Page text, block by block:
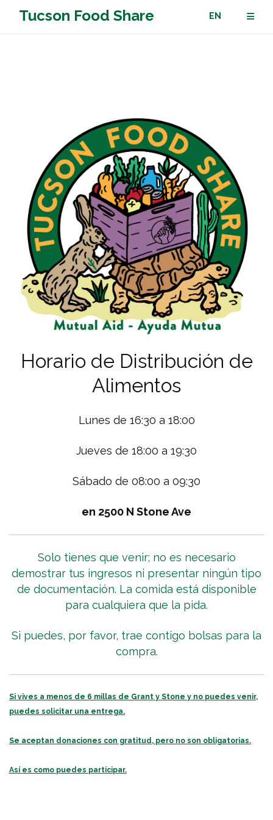
contenido
Tucson Food Share EN
Horario de Distribución de
Alimentos
Lunes de 16:30 a 18:00
Jueves de 18:00 a 19:30
Sábado de 08:00 a 09:30
en 2500 N Stone Ave
Solo tienes que venir; no es necesario
demostrar tus ingresos ni presentar ningún tipo
de documentación. La comida está disponible
para cualquiera que la pida.
Si puedes, por favor, trae contigo bolsas para la
compra.
Si vives a menos de 6 millas de Grant y Stone y no puedes venir,
puedes solicitar una entrega.
Se aceptan donaciones con gratitud, pero no son obligatorias.
Así es como puedes participar.